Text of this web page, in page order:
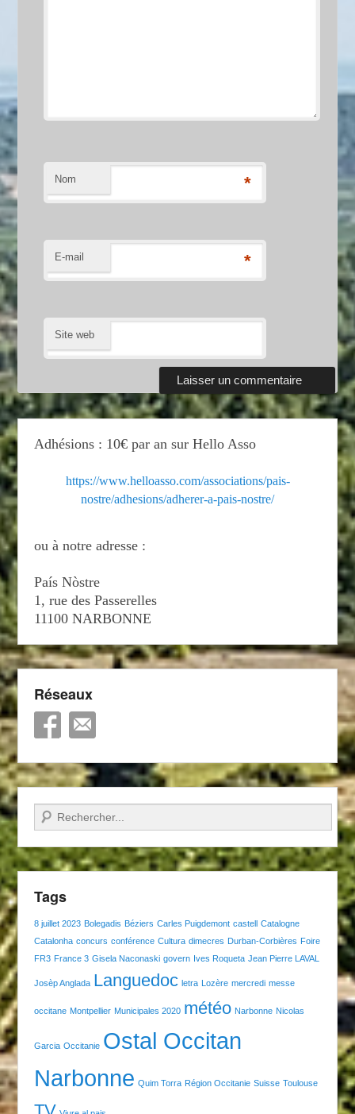
Nom *
E-mail *
Site web
Adhésions : 10€ par an sur Hello Asso
https://www.helloasso.com/associations/pais-
nostre/adhesions/adherer-a-pais-nostre/
ou à notre adresse :
País Nòstre
1, rue des Passerelles
11100 NARBONNE
Réseaux
Recherche
Tags
8 juillet 2023 Bolegadis Béziers Carles Puigdemont castell Catalogne
Catalonha concurs conférence Cultura dimecres Durban-Corbières Foire
FR3 France 3 Gisela Naconaski govern Ives Roqueta Jean Pierre LAVAL
Josèp Anglada Languedoc letra Lozère mercredi messe
occitane Montpellier Municipales 2020 météo Narbonne Nicolas
Garcia Occitanie Ostal Occitan
Narbonne Quim Torra Région Occitanie Suisse Toulouse